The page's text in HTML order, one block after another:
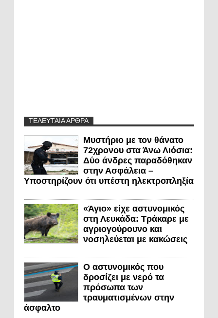
ΤΕΛΕΥΤΑΙΑ ΑΡΘΡΑ
Μυστήριο με τον θάνατο
72χρονου στα Άνω Λιόσια:
Δύο άνδρες παραδόθηκαν
στην Ασφάλεια –
Υποστηρίζουν ότι υπέστη ηλεκτροπληξία
«Άγιο» είχε αστυνομικός
στη Λευκάδα: Τράκαρε με
αγριογούρουνο και
νοσηλεύεται με κακώσεις
Ο αστυνομικός που
δροσίζει με νερό τα
πρόσωπα των
τραυματισμένων στην
άσφαλτο